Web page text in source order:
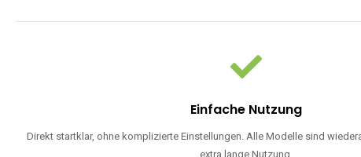
Einfache Nutzung
Direkt startklar, ohne komplizierte Einstellungen. Alle Modelle sind
extra lange Nutzung.